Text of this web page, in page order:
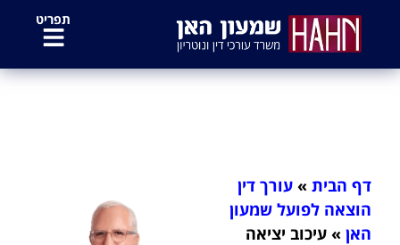
תפריט
דף הבית »עורך דין
הוצאה לפועל שמעון
האן »עיכוב יציאה